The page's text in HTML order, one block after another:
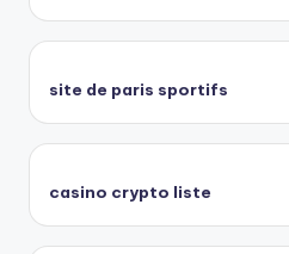
site de paris sportifs
casino crypto liste